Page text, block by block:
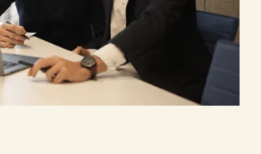
dla